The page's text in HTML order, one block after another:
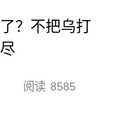
？不把乌打
阅读 8585